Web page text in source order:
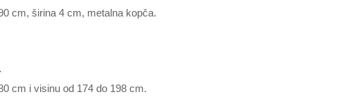
cm, širina 4 cm, metalna kopča.
cm i visinu od 174 do 198 cm.